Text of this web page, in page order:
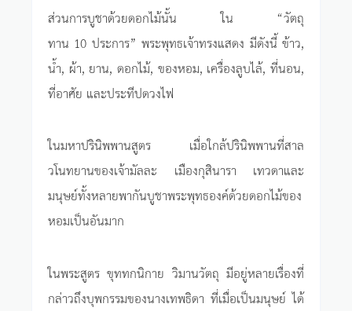
ส่วนการบูชาด้วยดอกไม้นั้น ใน “วัตถุ
ทาน 10 ประการ” พระพุทธเจ้าทรงแสดง มีดังนี้ ข้าว,
น้ำ, ผ้า, ยาน, ดอกไม้, ของหอม, เครื่องลูบไล้, ที่นอน,
ที่อาศัย และประทีปดวงไฟ
ในมหาปรินิพพานสูตร เมื่อใกล้ปรินิพพานที่สาล
วโนทยานของเจ้ามัลละ เมืองกุสินารา เทวดาและ
มนุษย์ทั้งหลายพากันบูชาพระพุทธองค์ด้วยดอกไม้ของ
หอมเป็นอันมาก
ในพระสูตร ขุททกนิกาย วิมานวัตถุ มีอยู่หลายเรื่องที่
กล่าวถึงบุพกรรมของนางเทพธิดา ที่เมื่อเป็นมนุษย์ ได้